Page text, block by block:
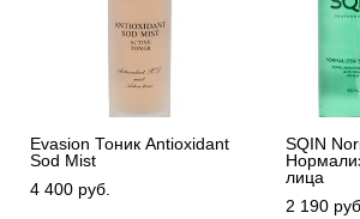
Evasion Тоник Antioxidant
Sod Mist
4 400 pуб.
SQIN
лица
2 190 pуб.